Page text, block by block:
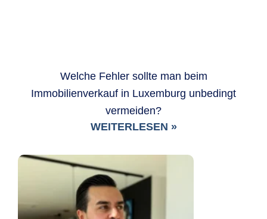
Welche Fehler sollte man beim
Immobilienverkauf in Luxemburg unbedingt
vermeiden?
WEITERLESEN »